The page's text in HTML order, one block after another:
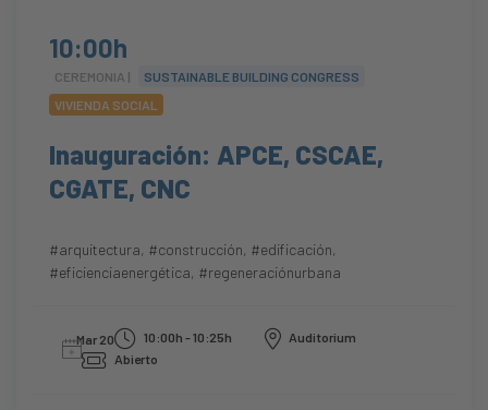
10:00h
CEREMONIA |
SUSTAINABLE BUILDING CONGRESS
VIVIENDA SOCIAL
Inauguración: APCE, CSCAE,
CGATE, CNC
#arquitectura, #construcción, #edificación,
#eficienciaenergética, #regeneraciónurbana
Mar 20 10:00h - 10:25h
Auditorium
Abierto